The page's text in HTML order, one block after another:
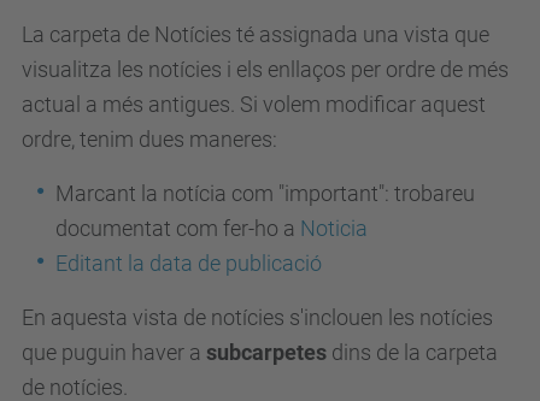
La carpeta de Notícies té assignada una vista que
visualitza les notícies i els enllaços per ordre de més
actual a més antigues. Si volem modificar aquest
ordre, tenim dues maneres:
Marcant la notícia com "important": trobareu
documentat com fer-ho a Noticia
Editant la data de publicació
En aquesta vista de notícies s'inclouen les notícies
que puguin haver a subcarpetes dins de la carpeta
de notícies.